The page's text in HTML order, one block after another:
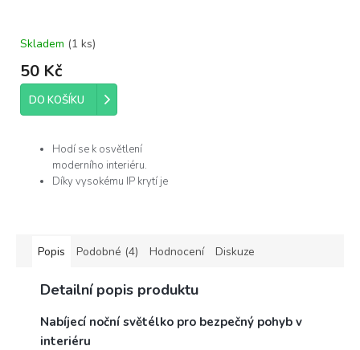
Skladem (1 ks)
50 Kč
DO KOŠÍKU
Hodí se k osvětlení
moderního interiéru.
Díky vysokému IP krytí je
balení.
Popis Podobné (4) Hodnocení Diskuze
Detailní popis produktu
Nabíjecí noční světélko pro bezpečný pohyb v
interiéru